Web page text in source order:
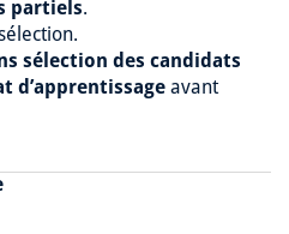
partiels.
sélection des candidats
d’apprentissageavant